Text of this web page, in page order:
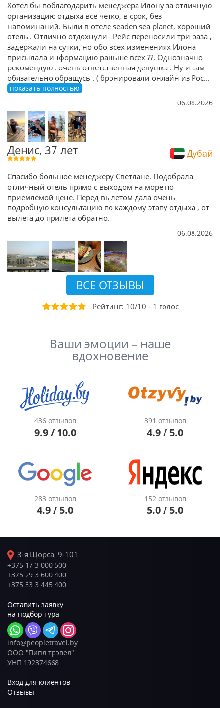
Хотел бы поблагодарить менеджера Илону за отличную
организацию отдыха все четко, в срок, без
напоминаний. Были в отеле seaden sea planet, хороший
отель . Отлично отдохнули . Рейс переносили три раза ,
задержали на сутки, но обо всех изменениях Илона
присылала информацию раньше всех ??. Однозначно
рекомендую , очень ответственная девушка . Ну и сам
обязательно обращусь . ( бронировали онлайн из Рос...
показать полностью
06.08.2026
Денис, 37 лет Дубай
Спасибо большое менеджеру Светлане. Подобрала
отличный отель прямо с выходом на море по
приемлемой цене. Перед вылетом дала очень
подробную консультацию по каждому этапу отдыха , от
вылета до прилета обратно.
06.08.2026
ВСЕ ОТЗЫВЫ
Рейтинг: 10/10 - 1 голос
Ваши эмоции – наше
вдохновение
436 отзывов
9.9 / 10.0
391 отзывов
4.9 / 5.0
283 отзывов
4.9 / 5.0
152 отзывов
5.0 / 5.0
3-я Щорса, 9-101
+375 17 3 000 500
+375 29 3 600 400
+375 33 3 445 400
Оставить заявку
на подбор тура
info@peopletravel.by
ООО "Пипл трэвел"
УНП 192374668
Вход для клиентов
Отзывы